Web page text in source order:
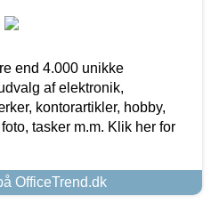
end 4.000 unikke
af elektronik,
kontorartikler, hobby,
tasker m.m. Klik her for
OfficeTrend.dk